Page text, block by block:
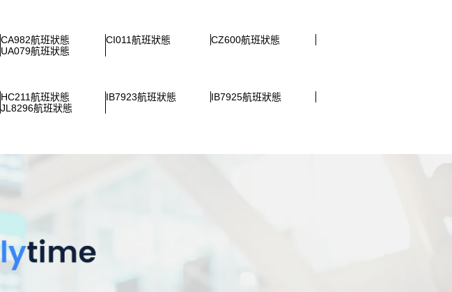
CA982航班狀態 CI011航班狀態
CZ600航班狀態
UA079航班狀態
HC211航班狀態 IB7923航班狀態
IB7925航班狀態
JL8296航班狀態